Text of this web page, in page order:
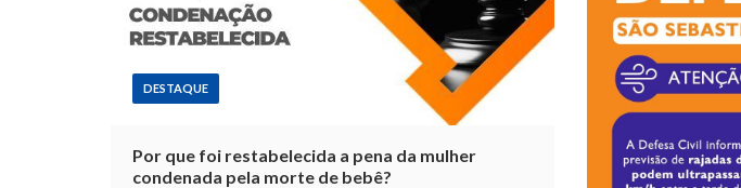
DESTAQUE
Por que foi restabelecida a pena da mulher
condenada pela morte de bebê?